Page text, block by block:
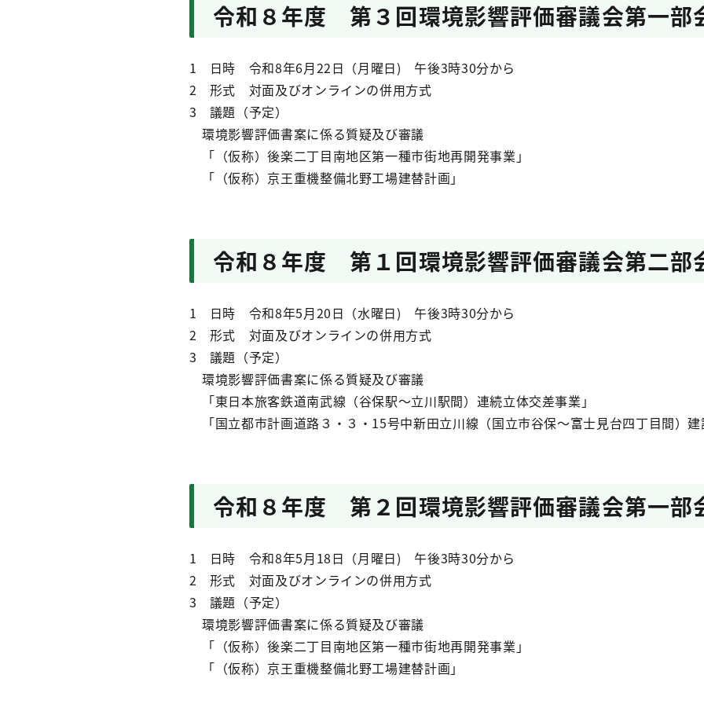
令和８年度 第３回環境影響評価審議会第一部
1 日時 令和8年6月22日（月曜日) 午後3時30分から
2 形式 対面及びオンラインの併用方式
3 議題（予定）
環境影響評価書案に係る質疑及び審議
「（仮称）後楽二丁目南地区第一種市街地再開発事業」
「（仮称）京王重機整備北野工場建替計画」
令和８年度 第１回環境影響評価審議会第二部
1 日時 令和8年5月20日（水曜日) 午後3時30分から
2 形式 対面及びオンラインの併用方式
3 議題（予定）
環境影響評価書案に係る質疑及び審議
「東日本旅客鉄道南武線（谷保駅～立川駅間）連続立体交差事業」
「国立都市計画道路３・３・15号中新田立川線（国立市谷保～富士見台四丁目間）
令和８年度 第２回環境影響評価審議会第一部
1 日時 令和8年5月18日（月曜日) 午後3時30分から
2 形式 対面及びオンラインの併用方式
3 議題（予定）
環境影響評価書案に係る質疑及び審議
「（仮称）後楽二丁目南地区第一種市街地再開発事業」
「（仮称）京王重機整備北野工場建替計画」